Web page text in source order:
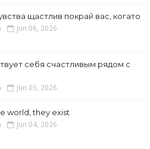
щастлив покрай вас, когато
Jun 06, 2026
себя счастливым рядом с
Jun 05, 2026
world, they exist
Jun 04, 2026